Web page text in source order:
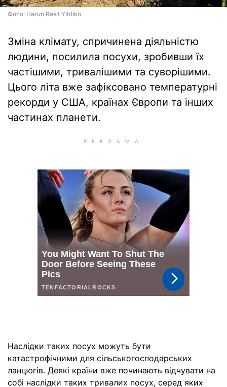
Фото: Harun Resit Yildiko
Зміна клімату, спричинена діяльністю
людини, посилила посухи, зробивши їх
частішими, тривалішими та суворішими.
Цього літа вже зафіксовано температурні
рекорди у США, країнах Європи та інших
частинах планети.
Наслідки таких посух можуть бути
катастрофічними для сільськогосподарських
ланцюгів. Деякі країни вже починають відчувати на
собі наслідки таких тривалих посух, серед яких